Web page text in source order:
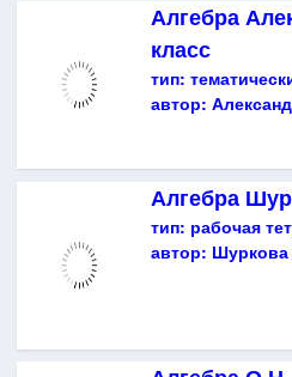
Алгебра
класс
тип:
автор:
Алгебра
тип: рабочая
автор: